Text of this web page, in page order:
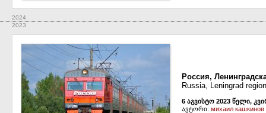
2024
2023
Россия,
Russia, Leningrad
6 აგვისტო 2023 წელი,
ავტორი: михаил кашкинов